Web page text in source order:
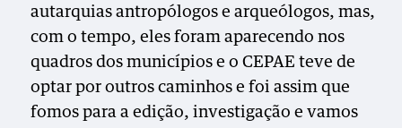
autarquias antropólogos e arqueólogos, mas,
com o tempo, eles foram aparecendo nos
quadros dos municípios e o CEPAE teve de
optar por outros caminhos e foi assim que
fomos para a edição, investigação e vamos